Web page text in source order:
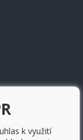
k využití